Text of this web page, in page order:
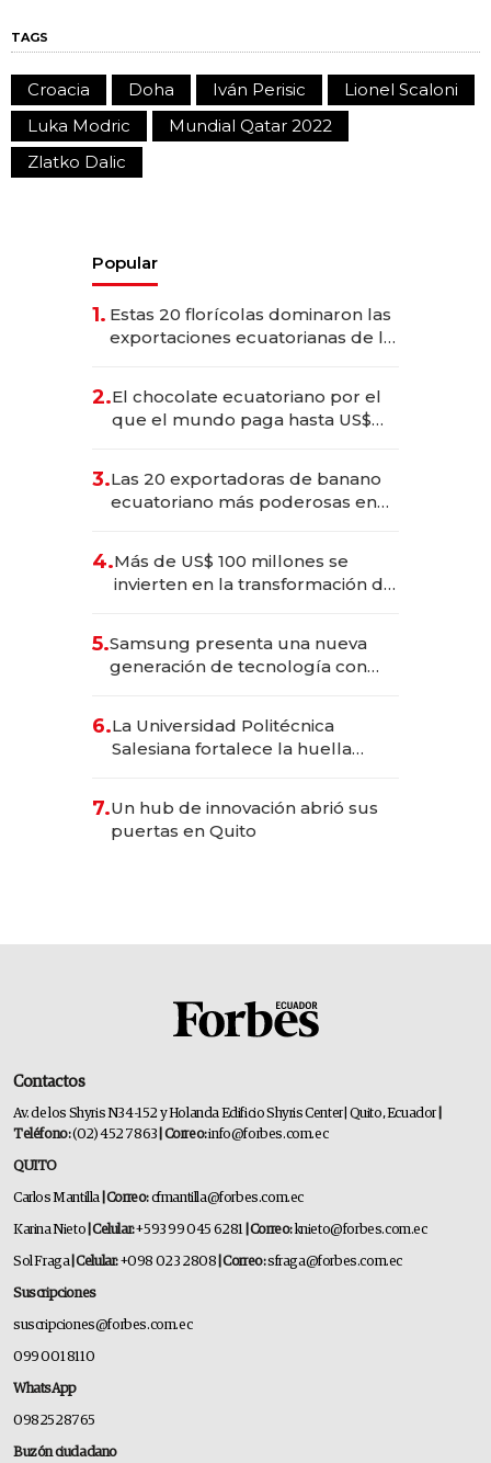
TAGS
Croacia Doha Iván Perisic
Lionel Scaloni
Luka Modric
Mundial Qatar 2022
Zlatko Dalic
Popular
1. Estas 20 florícolas dominaron las
exportaciones ecuatorianas de la
2.El chocolate ecuatoriano por el
que el mundo paga hasta US$
3.Las 20 exportadoras de banano
ecuatoriano más poderosas en
4.Más de US$ 100 millones se
invierten en la transformación de
5.Samsung presenta una nueva
generación de tecnología con
6.La Universidad Politécnica
Salesiana fortalece la huella
7.Un hub de innovación abrió sus
puertas en Quito
Contactos
Av. de los Shyris N34-152 y Holanda Edificio Shyris Center | Quito, Ecuador
Teléfono:(02) 452 7863 | Correo:info@forbes.com.ec
QUITO
Carlos Mantilla | Correo:cfmantilla@forbes.com.ec
Karina Nieto | Celular:+593 99 045 6281 | Correo:knieto@forbes.com.ec
Sol Fraga| Celular:+098 023 2808 | Correo:sfraga@forbes.com.ec
Suscripciones
suscripciones@forbes.com.ec
099 001 8110
WhatsApp
0982528765
Buzón ciudadano